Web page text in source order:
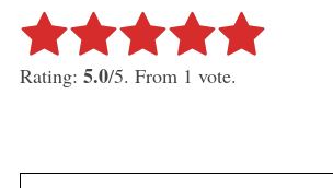
Rate this item: Submit Rating
Rating: 5.0/5. From 1 vote.